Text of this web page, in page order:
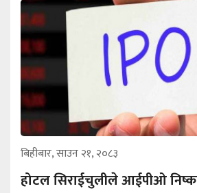
बिहीबार, साउन २१, २०८३
होटल सिराईचुलीले आईपीओ